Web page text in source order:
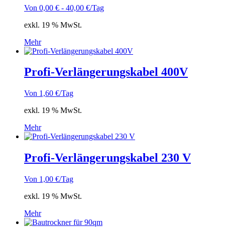
Von 0,00 € - 40,00 €/Tag
exkl. 19 % MwSt.
Mehr
Profi-Verlängerungskabel 400V
Von 1,60 €/Tag
exkl. 19 % MwSt.
Mehr
Profi-Verlängerungskabel 230 V
Von 1,00 €/Tag
exkl. 19 % MwSt.
Mehr